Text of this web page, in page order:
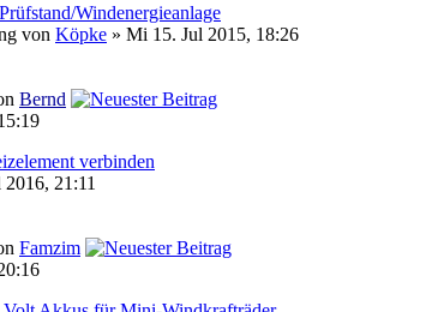
Windenergieanlage
von Köpke » Mi 15. Jul 2015, 18:26
Bernd
verbinden
21:11
Famzim